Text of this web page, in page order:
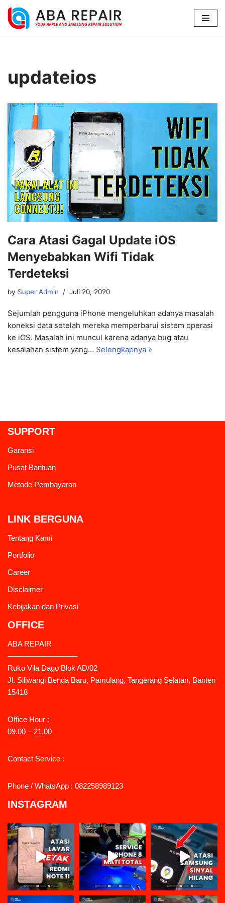
Lompat
updateios
Cara Atasi Gagal Update iOS
Menyebabkan Wifi Tidak
Terdeteksi
by Super Admin Juli 20, 2020
Sejumlah pengguna iPhone mengeluhkan adanya masalah
koneksi data setelah mereka memperbarui sistem operasi
ke iOS. Masalah ini muncul karena adanya bug atau
kesalahan sistem yang… Selengkapnya »
SUPPORT
Garansi
Pusat Bantuan
Metode Pembayaran
LINK BERGUNA
Tentang Kami
Portfolio
Career
Disclaimer
Kebijakan dan Privasi
OFFICE
ABA REPAIR
—————————-
Ruko Vila Dago Blok AD/02
Jl. Siliwangi Benda Baru, Pamulang, Tangerang Selatan, Banten
15418
Office Hour :
09.00 – 21.00
Contact Service :
Phone / WhatsApp : 082258989123
INSTAGRAM